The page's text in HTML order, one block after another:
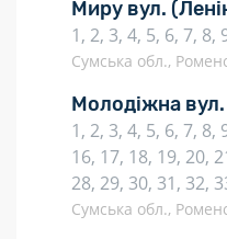
Миру вул.
1, 2, 3, 4, 5, 6, 7, 8,
Сумська обл.,
Молодіжна вул.
1, 2, 3, 4, 5, 6, 7, 8,
16, 17, 18, 19, 20,
28, 29, 30, 31, 32,
Сумська обл.,